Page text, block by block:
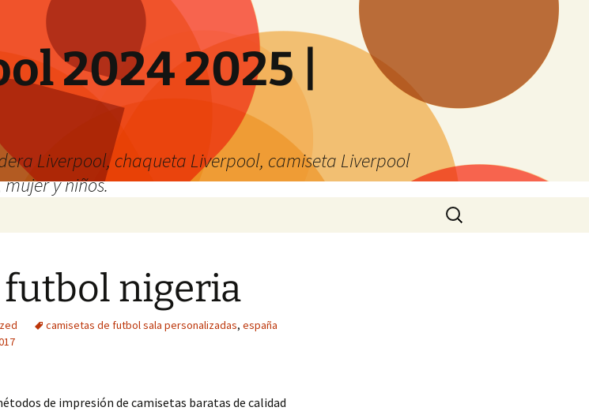
2024 2025 |
Liverpool, chaqueta Liverpool, camiseta Liverpool
y niños.
Buscar:
nigeria
camisetas de futbol sala personalizadas, españa
de impresión de camisetas baratas de calidad